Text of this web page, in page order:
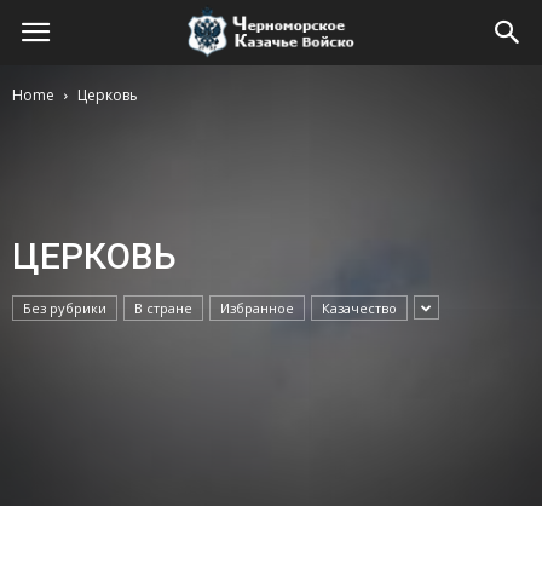
Home Церковь
ЦЕРКОВЬ
Без рубрики В стране Избранное Казачество